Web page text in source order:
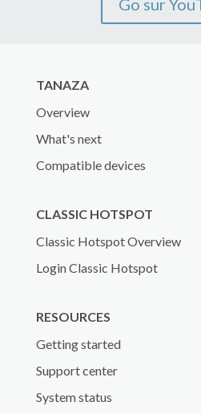
TANAZA
Overview
What's next
Compatible devices
CLASSIC HOTSPOT
Classic Hotspot Overview
Login Classic Hotspot
RESOURCES
Getting started
Support center
System status